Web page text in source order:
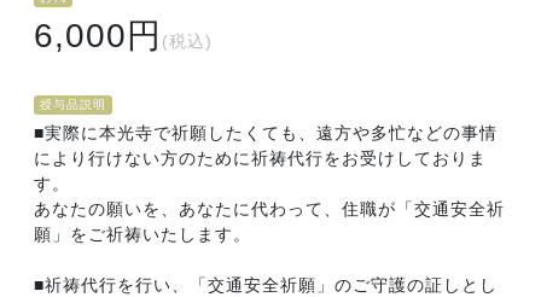
6,000円 (税込)
授与品説明
■実際に本光寺で祈願したくても、遠方や多忙などの事情
により行けない方のために祈祷代行をお受けしておりま
す。
あなたの願いを、あなたに代わって、住職が「交通安全祈
願」をご祈祷いたします。
■祈祷代行を行い、「交通安全祈願」のご守護の証しとし